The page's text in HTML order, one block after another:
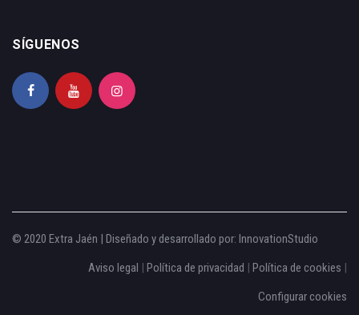
SÍGUENOS
© 2020 Extra Jaén | Diseñado y desarrollado por: InnovationStudio
Aviso legal | Política de privacidad | Política de cookies |
Configurar cookies